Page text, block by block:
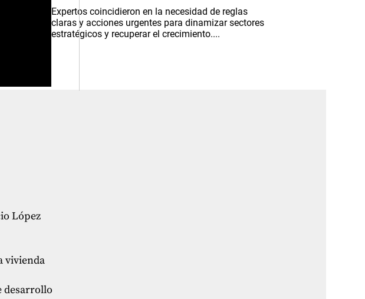
Expertos coincidieron en la necesidad de reglas
claras y acciones urgentes para dinamizar sectores
estratégicos y recuperar el crecimiento....
López
vivienda
desarrollo